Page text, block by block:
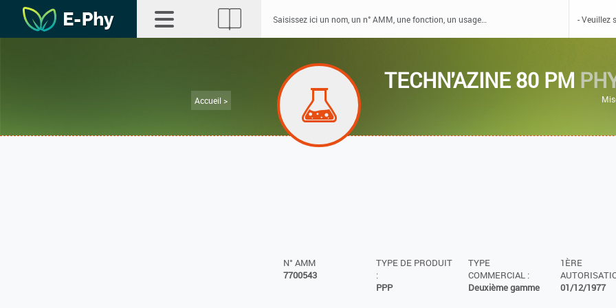
Accueil >
TECHN'AZINE 80 PM
N° AMM
7700543
TYPE DE PRODUIT
:
PPP
TYPE
COMMERCIAL :
Deuxième gamme
1ÈRE
01/12/1977